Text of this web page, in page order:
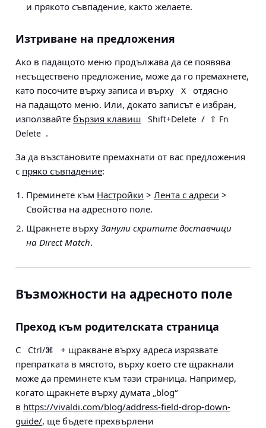
и прякото съвпадение, както желаете.
Изтриване на предложения
Ако в падащото меню продължава да се появява
несъществено предложение, може да го премахнете,
като посочите върху записа и върху
Х
отдясно
на падащото меню. Или, докато записът е избран,
използвайте бързия клавиш Shift+Delete / ⇧ Fn
Delete .
За да възстановите премахнати от вас предложения
с пряко съвпадение:
Преминете към Настройки > Лента с адреси >
Свойства на адресното поле.
Щракнете върху Занули скритите доставчици
на Direct Match.
Възможности на адресното поле
Преход към родителската страница
С Ctrl/⌘
+ щракване върху адреса изрязвате
препратката в мястото, върху което сте щракнали
може да преминете към тази страница. Например,
когато щракнете върху думата „blog“
в https://vivaldi.com/blog/address-field-drop-down-
guide/, ще бъдете прехвърлени